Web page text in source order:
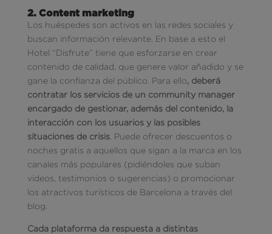
2. Content marketing
Los huéspedes son activos en las redes sociales y
buscan información relevante. En base a esto el
Hotel “Disfrute” tiene que esforzarse en crear
contenido de calidad, que genere valor añadido y se
gane la confianza del público. Para ello , deberá
contratar los servicios de un community manager
encargado de gestionar, además del contenido, la
interacción con los usuarios y las posibles
situaciones de crisis. Puede ofrecer descuentos o
noches gratis a aquellos que sigan a la marca en los
canales más populares (pidiéndoles que suban
videos, testimonios o sugerencias) o promocionar
los atractivos turísticos de Barcelona a través del
blog.
Cada plataforma da respuesta a distintas